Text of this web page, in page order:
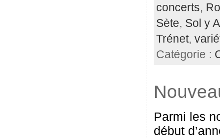
concerts,
Sète, Sol y
Trénet,
Catégorie :
Parmi les
début